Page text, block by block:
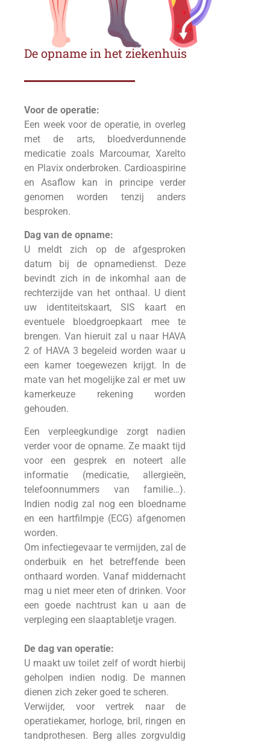
De opname in het ziekenhuis
Voor de operatie:
Een week voor de operatie, in overleg
met de arts, bloedverdunnende
medicatie zoals Marcoumar, Xarelto
en Plavix onderbroken. Cardioaspirine
en Asaflow kan in principe verder
genomen worden tenzij anders
besproken.
Dag van de opname:
U meldt zich op de afgesproken
datum bij de opnamedienst. Deze
bevindt zich in de inkomhal aan de
rechterzijde van het onthaal. U dient
uw identiteitskaart, SIS kaart en
eventuele bloedgroepkaart mee te
brengen. Van hieruit zal u naar HAVA
2 of HAVA 3 begeleid worden waar u
een kamer toegewezen krijgt. In de
mate van het mogelijke zal er met uw
kamerkeuze rekening worden
gehouden.
Een verpleegkundige zorgt nadien
verder voor de opname. Ze maakt tijd
voor een gesprek en noteert alle
informatie (medicatie, allergieën,
telefoonnummers van familie…).
Indien nodig zal nog een bloedname
en een hartfilmpje (ECG) afgenomen
worden.
Om infectiegevaar te vermijden, zal de
onderbuik en het betreffende been
onthaard worden. Vanaf middernacht
mag u niet meer eten of drinken. Voor
een goede nachtrust kan u aan de
verpleging een slaaptabletje vragen.
De dag van operatie:
U maakt uw toilet zelf of wordt hierbij
geholpen indien nodig. De mannen
dienen zich zeker goed te scheren.
Verwijder, voor vertrek naar de
operatiekamer, horloge, bril, ringen en
tandprothesen. Berg alles zorgvuldig